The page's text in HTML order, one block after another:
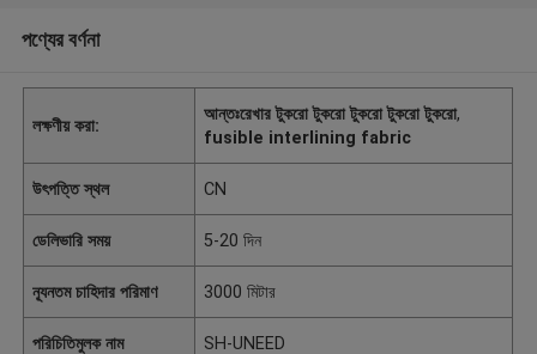
পণ্যের বর্ণনা
লক্ষণীয় করা:
আন্তঃরেখার টুকরো টুকরো টুকরো টুকরো টুকরো,
fusible interlining fabric
উৎপত্তি স্থল CN
ডেলিভারি সময় 5-20 দিন
ন্যূনতম চাহিদার পরিমাণ 3000 মিটার
পরিচিতিমুলক নাম SH-UNEED